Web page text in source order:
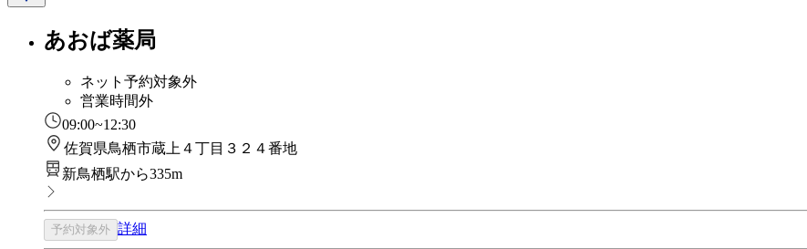
あおば薬局
ネット予約対象外
営業時間外
09:00~12:30
佐賀県鳥栖市蔵上４丁目３２４番地
新鳥栖駅から335m
予約対象外 詳細